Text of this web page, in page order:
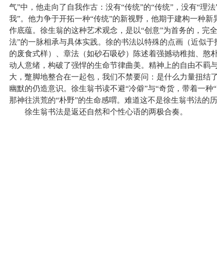
气”中，他走向了自我作古：没有“传统”的“传统”，没有“理
我”。他力争于开拓一种“传统”的新视野，他期于建构一种
作底蕴。徐生翁的这种艺术观念，是以“创意”为首务的，完
法”的一脉相承与具体实践。徐的书法以特殊的点画（近似
的废食式样）、章法（如砂石吸砂）陈述着强撼动稚拙、憨
动人意绪，构破了强悍的生命节律曲美。精神上的自由不羁
大，蹩脚地整合在一起包，我们不禁要问：是什么力量扭结
幽默的仍造意识。徐生翁书读不避“冷僻”与“奇货，带着一
那神往洪荒的“朴野”的生命感喟。难道这不是徐生翁书法的
徐生翁书法是返还自然和个性心语的两极合奏。